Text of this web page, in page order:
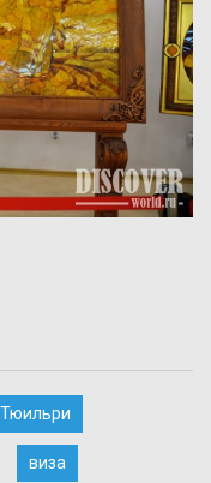
виза